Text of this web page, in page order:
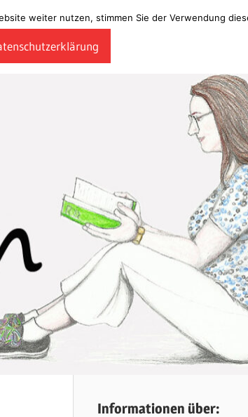
Informationen über:
weiter nutzen, stimmen Sie der Verwendung